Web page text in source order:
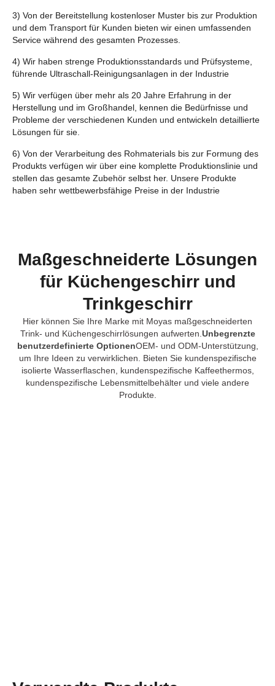
3) Von der Bereitstellung kostenloser Muster bis zur Produktion
und dem Transport für Kunden bieten wir einen umfassenden
Service während des gesamten Prozesses.
4) Wir haben strenge Produktionsstandards und Prüfsysteme,
führende Ultraschall-Reinigungsanlagen in der Industrie
5) Wir verfügen über mehr als 20 Jahre Erfahrung in der
Herstellung und im Großhandel, kennen die Bedürfnisse und
Probleme der verschiedenen Kunden und entwickeln detaillierte
Lösungen für sie.
6) Von der Verarbeitung des Rohmaterials bis zur Formung des
Produkts verfügen wir über eine komplette Produktionslinie und
stellen das gesamte Zubehör selbst her. Unsere Produkte
haben sehr wettbewerbsfähige Preise in der Industrie
Maßgeschneiderte Lösungen
für Küchengeschirr und
Trinkgeschirr
Hier können Sie Ihre Marke mit Moyas maßgeschneiderten
Trink- und Küchengeschirrlösungen aufwerten.Unbegrenzte
benutzerdefinierte OptionenOEM- und ODM-Unterstützung,
um Ihre Ideen zu verwirklichen. Bieten Sie kundenspezifische
isolierte Wasserflaschen, kundenspezifische Kaffeethermos,
kundenspezifische Lebensmittelbehälter und viele andere
Produkte.